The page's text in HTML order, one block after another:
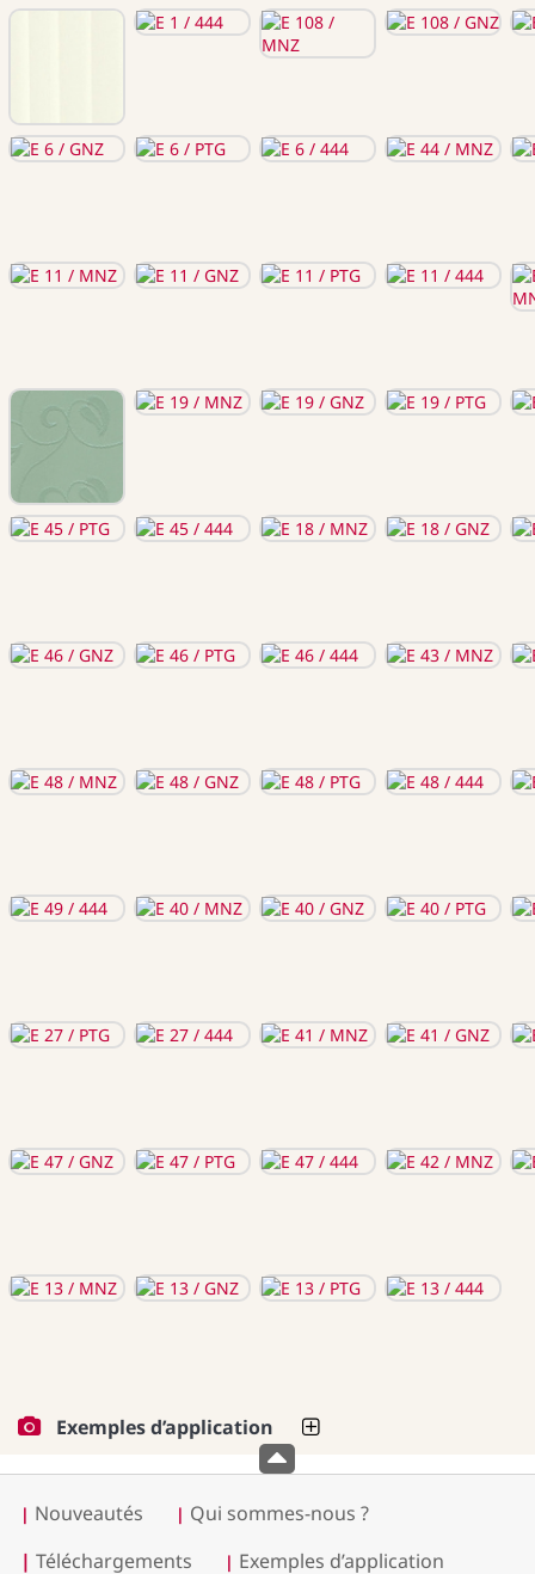
Exemples d’application
| Nouveautés | Qui sommes-nous ?
| Téléchargements | Exemples d’application